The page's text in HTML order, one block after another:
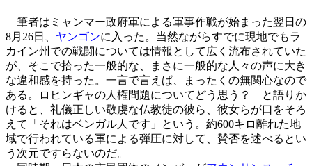
筆者はミャンマー政府軍による軍事作戦が始まった翌日の
8月26日、 ヤンゴンに入った。当然ながらすでに現地でもラ
カイン州での戦闘については情報として広く流布されていた
が、そこで拾った一般的な、まさに一般的な人々の声に大き
な違和感を持った。一言で言えば、まったくの無関心なので
ある。ロヒンギャの人権問題についてどう思う？ と語りか
けると、礼儀正しい敬虔な仏教徒の彼ら、彼女らが口をそろ
えて「それはベンガル人です」という。約600キロ離れた地
域で行われている軍による弾圧に対して、賛否を述べるとい
う次元ですらないのだ。